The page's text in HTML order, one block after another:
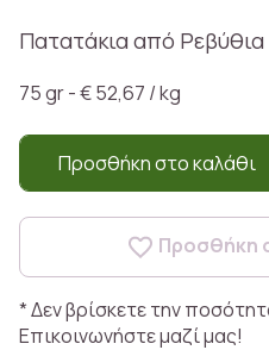
Πατατάκια από
75 gr - € 52,67 / kg
Προσθήκη στο καλάθι
Προσθήκη
* Δεν βρίσκετε την
Επικοινωνήστε μαζί μας!